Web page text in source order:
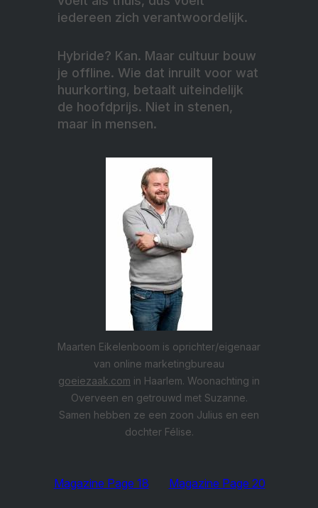
iedereen zich verantwoordelijk.
Hybride? Kan. Maar cultuur bouw
je offline. Wie dat inruilt voor wat
huurkorting, betaalt uiteindelijk
de hoofdprijs. Niet in stenen,
maar in mensen.
Maarten Eikelenboom is oprichter/eigenaar
van online marketingbureau
goeiezaak.com in Haarlem. Woonachting in
Overveen en getrouwd met Suzanne.
Samen hebben ze een zoon Julius en een
dochter Félise.
Magazine Page 18 Magazine Page 20